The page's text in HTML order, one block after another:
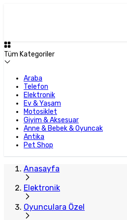
Tüm Kategoriler
Araba
Telefon
Elektronik
Ev & Yaşam
Motosiklet
Giyim & Aksesuar
Anne & Bebek & Oyuncak
Antika
Pet Shop
Anasayfa
Elektronik
Oyunculara Özel